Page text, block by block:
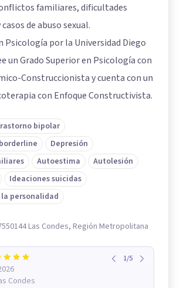
familiares, dificultades
de abuso sexual.
Psicología por la Universidad Diego
un Grado Superior en Psicología con
Construccionista y cuenta con un
con Enfoque Constructivista.
bipolar
Depresión
Autoestima
Autolesión
Ideaciones suicidas
personalidad
Las Condes, Región Metropolitana
Condes
1/5